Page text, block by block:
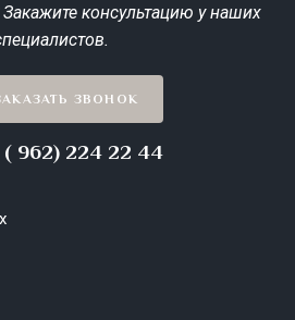
консультацию у наших
ЗВОНОК
( 962) 224 22 44